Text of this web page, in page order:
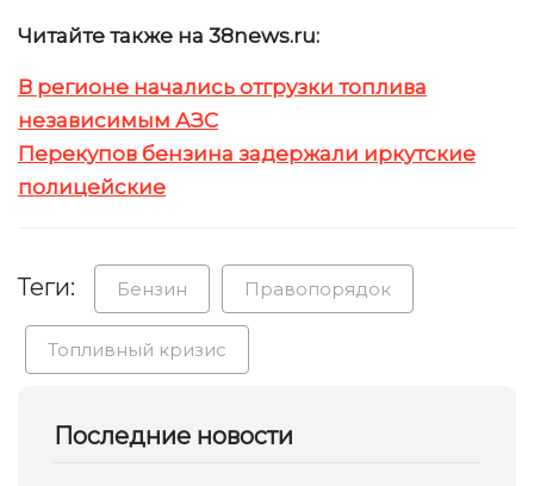
Читайте также на 38news.ru:
В регионе начались отгрузки топлива
независимым АЗС
Перекупов бензина задержали иркутские
полицейские
Теги: Бензин Правопорядок
Топливный кризис
Последние новости